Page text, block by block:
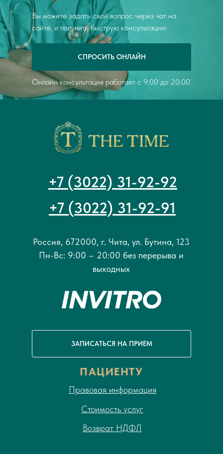
Вы можете задать свой вопрос через чат на
сайте, и получить быструю консультацию
Онлайн консультация работает с 9:00 до 20:00
СПРОСИТЬ ОНЛАЙН
ПАЦИЕНТУ
Правовая информация
Возврат НДФЛ
Стоимость услуг
Россия, 672000, г. Чита, ул. Бутина, 123
Пн-Вс: 9:00 – 20:00 без перерыва и
выходных
+7 (3022) 31-92-92
+7 (3022) 31-92-91
ЗАПИСАТЬСЯ НА ПРИЕМ